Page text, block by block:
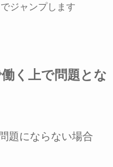
ジャンプします
く上で問題とな
題にならない場合